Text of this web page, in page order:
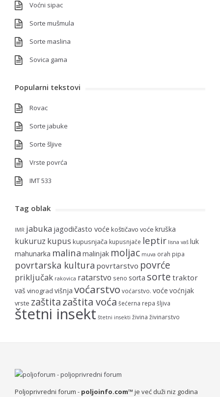
Voćni sipac
Sorte mušmula
Sorte maslina
Sovica gama
Popularni tekstovi
Rovac
Sorte jabuke
Sorte šljive
Vrste povrća
IMT 533
Tag oblak
IMR jabuka jagodičasto voće koštičavo voće kruška
kukuruz kupus kupusnjača kupusnjače leptir lisna vaš luk
mahunarka malina malinjak moljac muva orah pipa
povrtarska kultura povrtarstvo povrće
priključak rakovica ratarstvo seno sorta sorte traktor
vaš vinograd višnja voćarstvo voćarstvo. voće voćnjak
vrste zaštitazaštita voća šećerna repa šljiva
štetni insekt štetni insekti živina živinarstvo
Poljoprivredni forum - poljoinfo.com™ je već duži niz godina